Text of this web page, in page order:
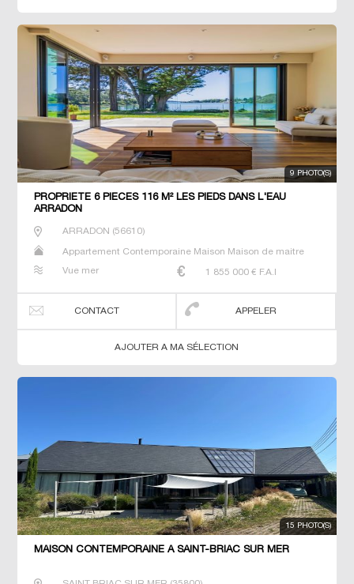
9 PHOTO(S)
PROPRIETE 6 PIECES 116 M² LES PIEDS DANS L'EAU
ARRADON
ARRADON (56610)
Appartement Contemporaine Maison Maison de maitre
Vue mer
1 855 000 € F.A.I
CONTACT APPELER
AJOUTER A MA SÉLECTION
15 PHOTO(S)
MAISON CONTEMPORAINE À SAINT-BRIAC SUR MER